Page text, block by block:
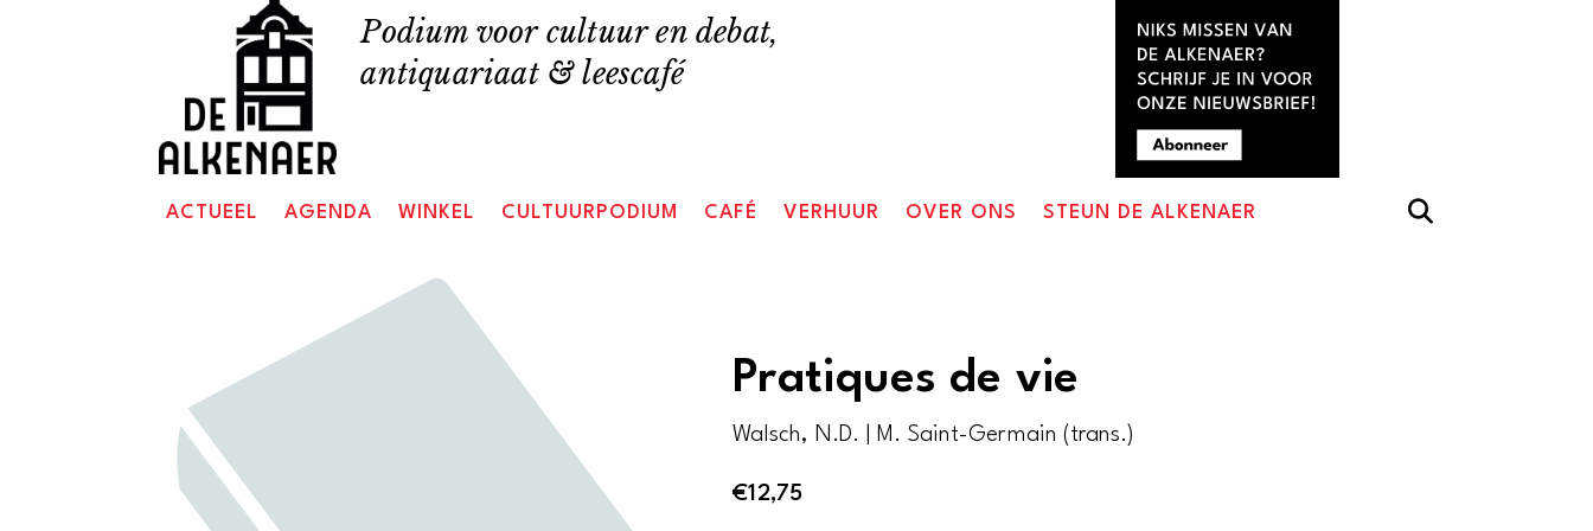
Podium voor cultuur en debat,
antiquariaat & leescafé
ACTUEEL AGENDA WINKEL CULTUURPODIUM CAFÉ VERHUUR OVER ONS STEUN DE ALKENAER
Pratiques de vie
Walsch, N.D. | M. Saint-Germain (trans.)
€12,75